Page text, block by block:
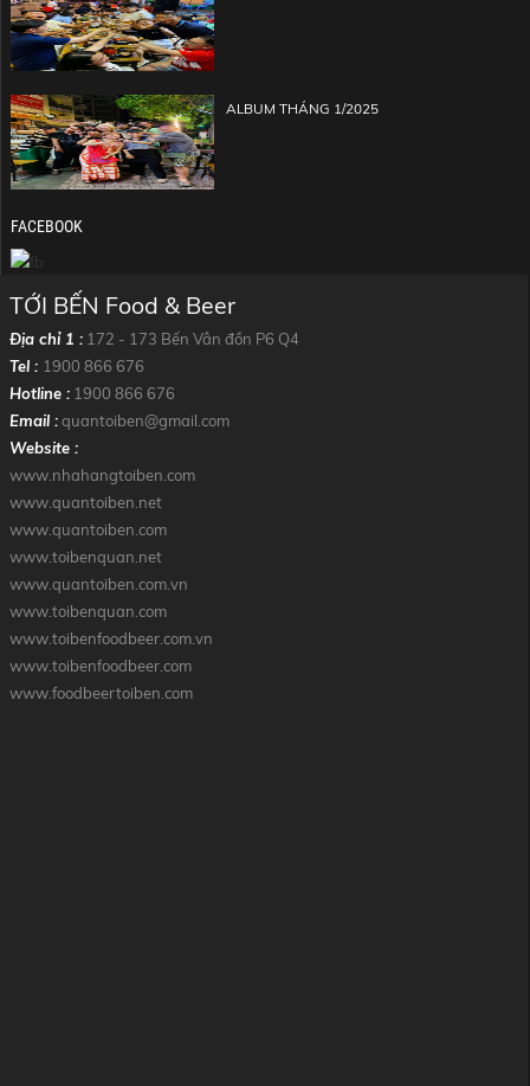
ALBUM THÁNG 1/2025
FACEBOOK
TỚI BẾN Food & Beer
Địa chỉ 1 : 172 - 173 Bến Vân đồn P6 Q4
Tel : 1900 866 676
Hotline : 1900 866 676
Email :quantoiben@gmail.com
Website :
www.nhahangtoiben.com
www.quantoiben.net
www.quantoiben.com
www.toibenquan.net
www.quantoiben.com.vn
www.toibenquan.com
www.toibenfoodbeer.com.vn
www.toibenfoodbeer.com
www.foodbeertoiben.com